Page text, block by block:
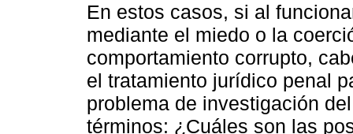
En estos casos, si al
mediante el miedo o la
comportamiento corrupto,
el tratamiento jurídico penal
problema de investigación
términos: ¿Cuáles son las